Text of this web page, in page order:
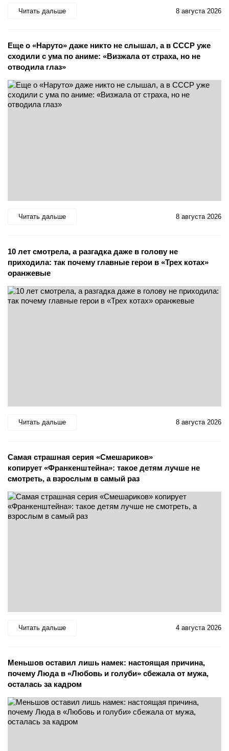
Читать дальше 8 августа 2026
Еще о «Наруто» даже никто не слышал, а в СССР уже
сходили с ума по аниме: «Визжала от страха, но не
отводила глаз»
Читать дальше 8 августа 2026
10 лет смотрела, а разгадка даже в голову не
приходила: так почему главные герои в «Трех котах»
оранжевые
Читать дальше 8 августа 2026
Самая страшная серия «Смешариков»
копирует «Франкенштейна»: такое детям лучше не
смотреть, а взрослым в самый раз
Читать дальше 4 августа 2026
Меньшов оставил лишь намек: настоящая причина,
почему Люда в «Любовь и голуби» сбежала от мужа,
осталась за кадром